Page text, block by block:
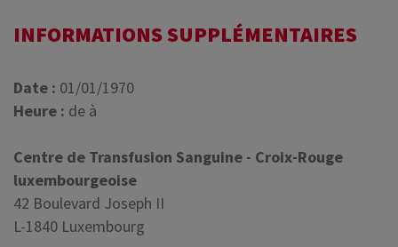
INFORMATIONS SUPPLÉMENTAIRES
Date : 01/01/1970
Heure : de à
Centre de Transfusion Sanguine - Croix-Rouge
luxembourgeoise
42 Boulevard Joseph II
L-1840 Luxembourg